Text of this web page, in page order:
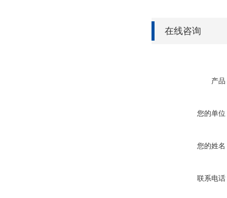
在线咨询
产品
您的单位
您的姓名
联系电话